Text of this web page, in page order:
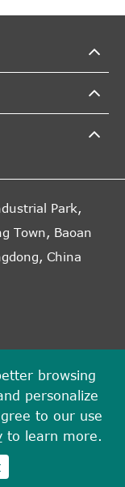
Park,
Town, Baoan
China
Limitedす
。
browsing
personalize
to our use
to learn more.